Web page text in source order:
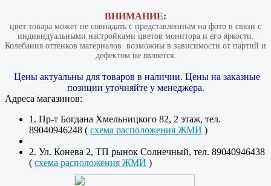
ВНИМАНИЕ:
цвет товара может не совпадать с представленным на фото в связи с
индивидуальными настройками цветов монитора и его яркости.
Колебания оттенков материалов​ ​ возможны в зависимости от партий и
дефектом не является.
Цены актуальны для товаров в наличии. Цены на заказные
позиции уточняйте у менеджера.
Адреса магазинов:
1. Пр-т Богдана Хмельницкого 82, 2 этаж, тел.
89040946248 ( схема расположения ЖМИ )
2. Ул. Конева 2, ТП рынок Солнечный, тел. 89040946438
( схема расположения ЖМИ )